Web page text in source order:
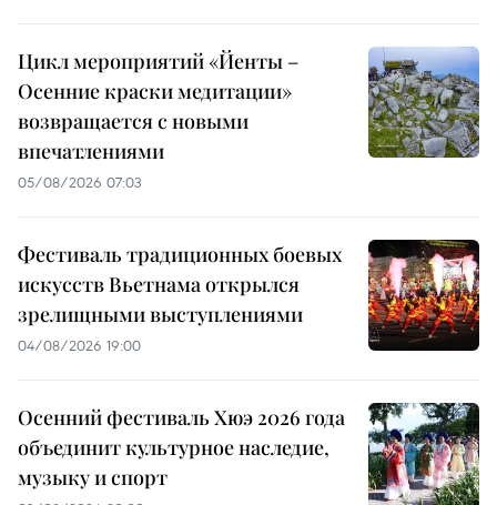
Цикл мероприятий «Йенты –
Осенние краски медитации»
возвращается с новыми
впечатлениями
05/08/2026 07:03
Фестиваль традиционных боевых
искусств Вьетнама открылся
зрелищными выступлениями
04/08/2026 19:00
Осенний фестиваль Хюэ 2026 года
объединит культурное наследие,
музыку и спорт